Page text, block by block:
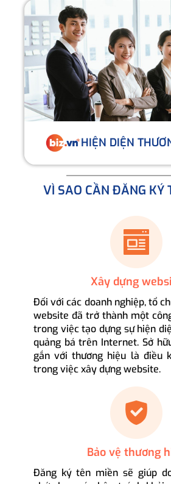
HIỆN DIỆN
VÌ SAO CẦN ĐĂNG KÝ
Xây dựng
Đối với các doanh nghiệp, tổ
website đã trở thành một
trong việc tạo dựng sự hiện
quảng bá trên Internet. Sở
gắn với thương hiệu là điều
trong việc xây dựng website.
Bảo vệ thương
Đăng ký tên miền sẽ giúp